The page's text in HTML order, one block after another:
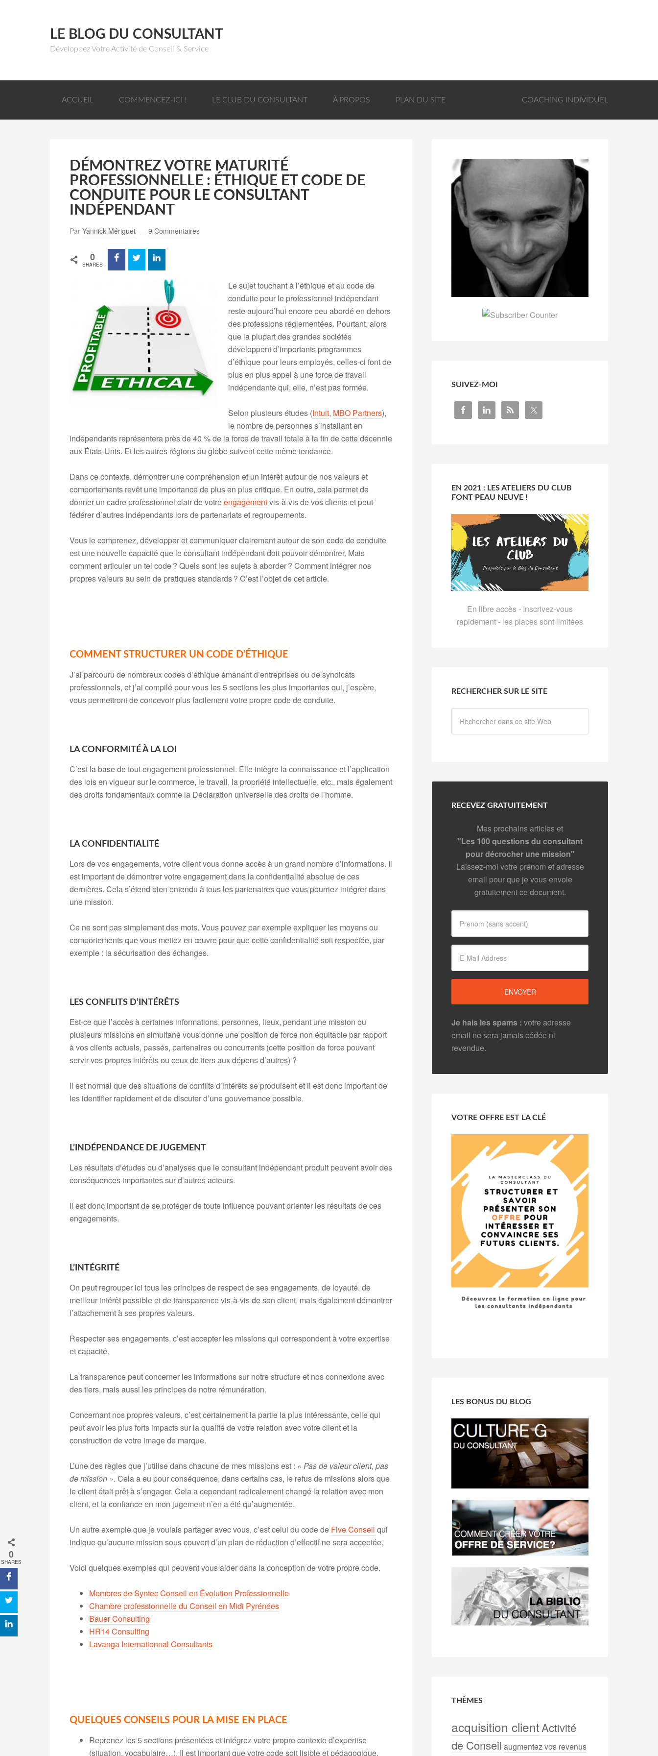
LE BLOG DU CONSULTANT
Développez Votre Activité de Conseil & Service
ACCUEIL COMMENCEZ-ICI ! LE CLUB DU CONSULTANT À PROPOS PLAN DU SITE COACHING INDIVIDUEL
DÉMONTREZ VOTRE MATURITÉ
PROFESSIONNELLE : ÉTHIQUE ET CODE DE
CONDUITE POUR LE CONSULTANT
INDÉPENDANT
Par Yannick Mériguet 9 Commentaires
0
SHARES
Le sujet touchant à l’éthique et au code de
conduite pour le professionnel indépendant
reste aujourd’hui encore peu abordé en dehors
des professions réglementées. Pourtant, alors
que la plupart des grandes sociétés
développent d’importants programmes
d’éthique pour leurs employés, celles-ci font de
plus en plus appel à une force de travail
indépendante qui, elle, n’est pas formée.
Selon plusieurs études (Intuit, MBO Partners),
le nombre de personnes s’installant en
indépendants représentera près de 40 % de la force de travail totale à la fin de cette décennie
aux États-Unis. Et les autres régions du globe suivent cette même tendance.
Dans ce contexte, démontrer une compréhension et un intérêt autour de nos valeurs et
comportements revêt une importance de plus en plus critique. En outre, cela permet de
donner un cadre professionnel clair de votreengagementvis-à-vis de vos clients et peut
fédérer d’autres indépendants lors de partenariats et regroupements.
Vous le comprenez, développer et communiquer clairement autour de son code de conduite
est une nouvelle capacité que le consultant indépendant doit pouvoir démontrer. Mais
comment articuler un tel code ? Quels sont les sujets à aborder ? Comment intégrer nos
propres valeurs au sein de pratiques standards ? C’est l’objet de cet article.
COMMENT STRUCTURER UN CODE D’ÉTHIQUE
J’ai parcouru de nombreux codes d’éthique émanant d’entreprises ou de syndicats
professionnels, et j’ai compilé pour vous les 5 sections les plus importantes qui, j’espère,
vous permettront de concevoir plus facilement votre propre code de conduite.
LA CONFORMITÉ À LA LOI
C’est la base de tout engagement professionnel. Elle intègre la connaissance et l’application
des lois en vigueur sur le commerce, le travail, la propriété intellectuelle, etc., mais également
des droits fondamentaux comme la Déclaration universelle des droits de l’homme.
LA CONFIDENTIALITÉ
Lors de vos engagements, votre client vous donne accès à un grand nombre d’informations. Il
est important de démontrer votre engagement dans la confidentialité absolue de ces
dernières. Cela s’étend bien entendu à tous les partenaires que vous pourriez intégrer dans
une mission.
Ce ne sont pas simplement des mots. Vous pouvez par exemple expliquer les moyens ou
comportements que vous mettez en œuvre pour que cette confidentialité soit respectée, par
exemple : la sécurisation des échanges.
LES CONFLITS D’INTÉRÊTS
Est-ce que l’accès à certaines informations, personnes, lieux, pendant une mission ou
plusieurs missions en simultané vous donne une position de force non équitable par rapport
à vos clients actuels, passés, partenaires ou concurrents (cette position de force pouvant
servir vos propres intérêts ou ceux de tiers aux dépens d’autres) ?
Il est normal que des situations de conflits d’intérêts se produisent et il est donc important de
les identifier rapidement et de discuter d’une gouvernance possible.
L’INDÉPENDANCE DE JUGEMENT
Les résultats d’études ou d’analyses que le consultant indépendant produit peuvent avoir des
conséquences importantes sur d’autres acteurs.
Il est donc important de se protéger de toute influence pouvant orienter les résultats de ces
engagements.
L’INTÉGRITÉ
On peut regrouper ici tous les principes de respect de ses engagements, de loyauté, de
meilleur intérêt possible et de transparence vis-à-vis de son client, mais également démontrer
l’attachement à ses propres valeurs.
Respecter ses engagements, c’est accepter les missions qui correspondent à votre expertise
et capacité.
La transparence peut concerner les informations sur notre structure et nos connexions avec
des tiers, mais aussi les principes de notre rémunération.
Concernant nos propres valeurs, c’est certainement la partie la plus intéressante, celle qui
peut avoir les plus forts impacts sur la qualité de votre relation avec votre client et la
construction de votre image de marque.
L’une des règles que j’utilise dans chacune de mes missions est : « Pas de valeur client, pas
de mission ». Cela a eu pour conséquence, dans certains cas, le refus de missions alors que
le client était prêt à s’engager. Cela a cependant radicalement changé la relation avec mon
client, et la confiance en mon jugement n’en a été qu’augmentée.
Un autre exemple que je voulais partager avec vous, c’est celui du code de Five Conseil qui
indique qu’aucune mission sous couvert d’un plan de réduction d’effectif ne sera acceptée.
Voici quelques exemples qui peuvent vous aider dans la conception de votre propre code.
Membres de Syntec Conseil en Évolution Professionnelle
Chambre professionnelle du Conseil en Midi Pyrénées
Bauer Consulting
HR14 Consulting
Lavanga Internationnal Consultants
QUELQUES CONSEILS POUR LA MISE EN PLACE
Reprenez les 5 sections présentées et intégrez votre propre contexte d’expertise
(situation, vocabulaire…). Il est important que votre code soit lisible et pédagogique.
SUIVEZ-MOI
EN 2021 : LES ATELIERS DU CLUB
FONT PEAU NEUVE !
En libre accès - Inscrivez-vous
rapidement - les places sont limitées
RECHERCHER SUR LE SITE
RECEVEZ GRATUITEMENT
Mes prochains articles et
"Les 100 questions du consultant
pour décrocher une mission"
Laissez-moi votre prénom et adresse
email pour que je vous envoie
gratuitement ce document.
Je hais les spams : votre adresse
email ne sera jamais cédée ni
revendue.
VOTRE OFFRE EST LA CLÉ
LES BONUS DU BLOG
THÈMES
acquisition clientActivité
de Conseil augmentez vos revenus
0
SHARES